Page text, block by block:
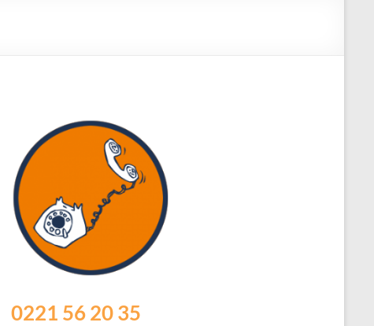
0221 56 20 35